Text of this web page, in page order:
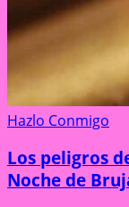
Hazlo Conmigo
Los peligros
Noche de